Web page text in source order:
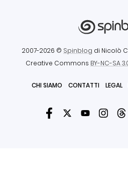
2007-2026 © Spinblog di Nicolò
Creative Commons BY-NC-SA
CHI SIAMO CONTATTI LEGAL